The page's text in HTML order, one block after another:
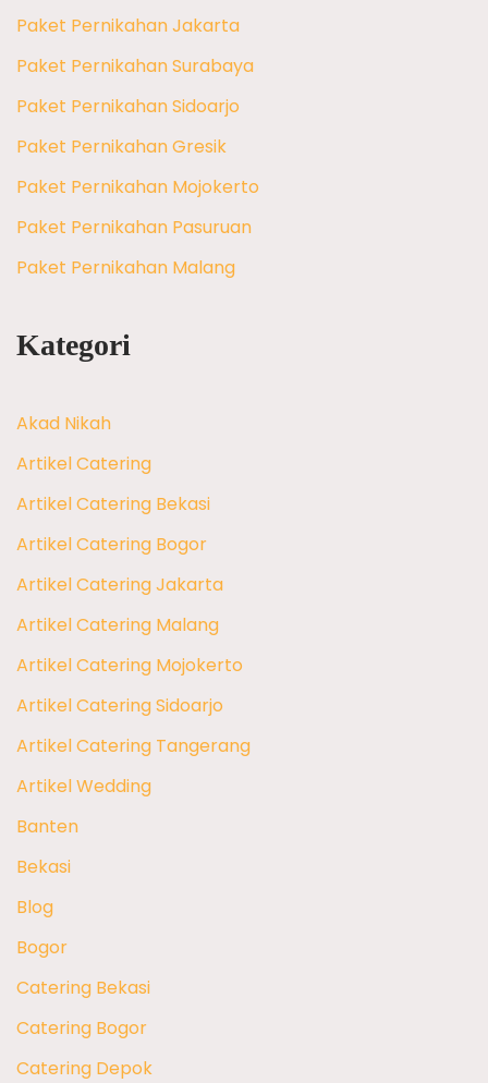
Paket Pernikahan Jakarta
Paket Pernikahan Surabaya
Paket Pernikahan Sidoarjo
Paket Pernikahan Gresik
Paket Pernikahan Mojokerto
Paket Pernikahan Pasuruan
Paket Pernikahan Malang
Kategori
Akad Nikah
Artikel Catering
Artikel Catering Bekasi
Artikel Catering Bogor
Artikel Catering Jakarta
Artikel Catering Malang
Artikel Catering Mojokerto
Artikel Catering Sidoarjo
Artikel Catering Tangerang
Artikel Wedding
Banten
Bekasi
Blog
Bogor
Catering Bekasi
Catering Bogor
Catering Depok